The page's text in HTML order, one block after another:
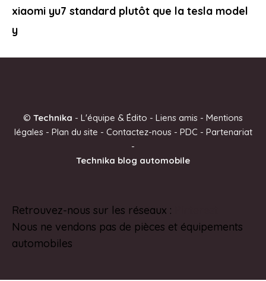
xiaomi yu7 standard plutôt que la tesla model
y
© Technika - L'équipe & Édito - Liens amis - Mentions
légales- Plan du site - Contactez-nous- PDC - Partenariat
-
Technika blog automobile
Retrouvez-nous sur les réseaux :
Nous ne vendons pas de pièces et équipements
automobiles